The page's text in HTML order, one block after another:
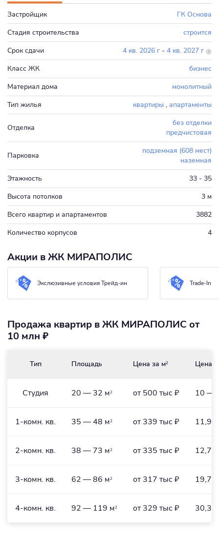
Застройщик
ГК Основа
Стадия строительства
строится
Срок сдачи
4 кв. 2026 г - 4 кв. 2027 г
Класс ЖК
бизнес
Материал дома
монолитный
Тип жилья
квартиры , апартаменты
Отделка
без отделки
предчистовая
Парковка
подземная (608 мест)
наземная
Этажность
33 - 35
Высота потолков
3 м
Всего квартир и апартаментов
3882
Количество корпусов
4
Акции в ЖК МИРАПОЛИС
Экслюзивные условия Трейд-ин Trade-In
Продажа квартир в ЖК МИРАПОЛИС от
10 млн ₽
Тип Площадь Цена за м2 Цена
Студия 20 — 32 м2 от 500 тыс ₽ 10 —
1-комн. кв. 35 — 48 м2 от 339 тыс ₽ 11,9
2-комн. кв. 38 — 73 м2 от 335 тыс ₽ 12,7
3-комн. кв. 62 — 86 м2 от 317 тыс ₽ 19,7
4-комн. кв. 92 — 119 м2 от 329 тыс ₽ 30,3